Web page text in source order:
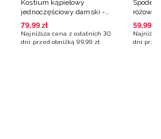
Kostium kąpielowy
jednoczęściowy damski -
różowy
79,99 zł
Najniższa cena z ostatnich 30
dni przed obniżką 99,99 zł
różowe
59,99
dni